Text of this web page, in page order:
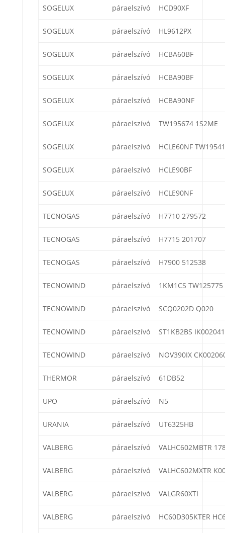
SOGELUX páraelszívó HCD90XF
SOGELUX páraelszívó HL9612PX
SOGELUX páraelszívó HCBA60BF
SOGELUX páraelszívó HCBA90BF
SOGELUX páraelszívó HCBA90NF
SOGELUX páraelszívó TW195674 1S2ME
SOGELUX páraelszívó HCLE60NF TW19541
SOGELUX páraelszívó HCLE90BF
SOGELUX páraelszívó HCLE90NF
TECNOGAS páraelszívó H7710 279572
TECNOGAS páraelszívó H7715 201707
TECNOGAS páraelszívó H7900 512538
TECNOWIND páraelszívó 1KM1CS TW125775
TECNOWIND páraelszívó SCQ0202D Q020
TECNOWIND páraelszívó ST1KB2BS IK002041
TECNOWIND páraelszívó NOV390IX
THERMOR páraelszívó 61DB52
UPO páraelszívó N5
URANIA páraelszívó UT6325HB
VALBERG páraelszívó VALHC602MBTR
VALBERG páraelszívó VALHC602MXTR
VALBERG páraelszívó VALGR60XTI
VALBERG páraelszívó HC60D305KTER